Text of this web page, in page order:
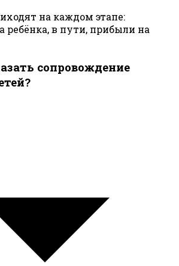
на каждом этапе:
ребёнка, в пути, прибыли на
сопровождение